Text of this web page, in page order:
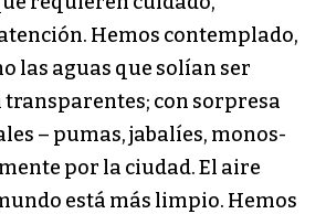
Hemos contemplado,
las aguas que solían ser
con sorpresa
– pumas, jabalíes, monos-
por la ciudad. El aire
está más limpio. Hemos